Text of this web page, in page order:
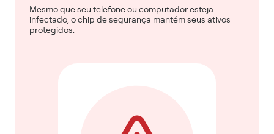
Mesmo que seu telefone ou computador esteja
infectado, o chip de segurança mantém seus ativos
protegidos.